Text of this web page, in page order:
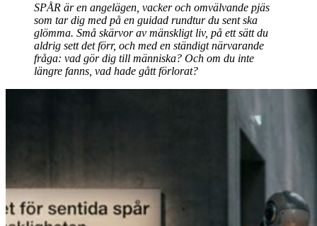
SPÅR är en angelägen, vacker och omvälvande pjäs
som tar dig med på en guidad rundtur du sent ska
glömma. Små skärvor av mänskligt liv, på ett sätt du
aldrig sett det förr, och med en ständigt närvarande
fråga: vad gör dig till människa? Och om du inte
längre fanns, vad hade gått förlorat?